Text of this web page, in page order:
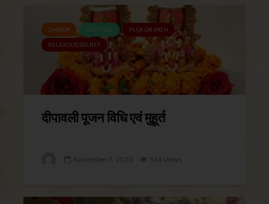
DHARM LIFESTYLE
PUJA OR PATH
RELIGIOUS SECRET
दीपावली पूजन विधि एवं मुहूर्त
November 7, 2020 534 views